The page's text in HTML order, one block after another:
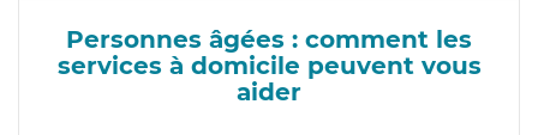
Personnes âgées : comment les
services à domicile peuvent vous
aider